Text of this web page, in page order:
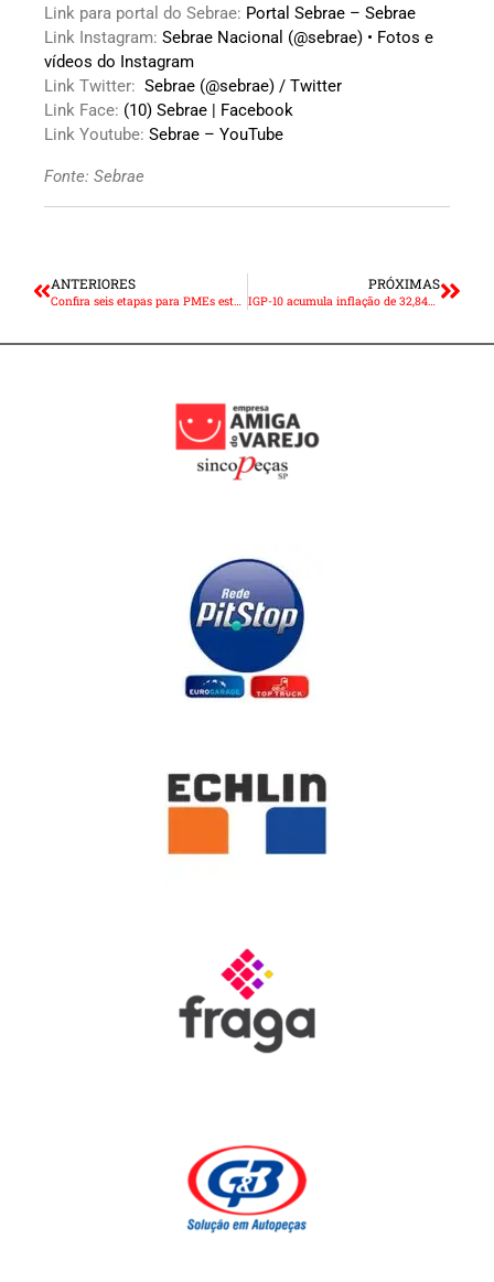
Link para portal do Sebrae: Portal Sebrae – Sebrae
Link Instagram: Sebrae Nacional (@sebrae) • Fotos e
vídeos do Instagram
Link Twitter: Sebrae (@sebrae) / Twitter
Link Face: (10) Sebrae | Facebook
Link Youtube: Sebrae – YouTube
Fonte: Sebrae
ANTERIORES PRÓXIMAS
IGP-10 acumula inflação de 32,84% em 12 meses, diz FGV